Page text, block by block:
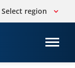
Select region